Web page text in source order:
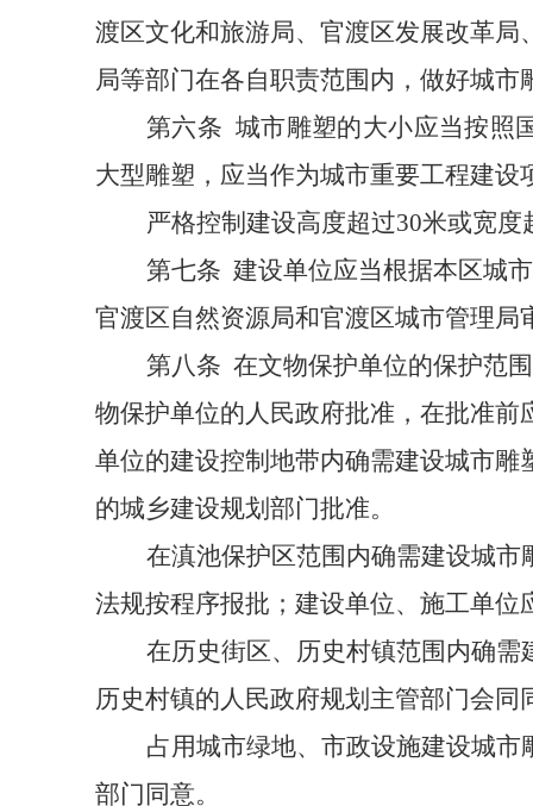
渡区文化和旅游局、官渡区发展改革
局等部门在各自职责范围内，做好城
第六条 城市雕塑的大小应当按照
大型雕塑，应当作为城市重要工程建设
严格控制建设高度超过30米或宽度
第七条 建设单位应当根据本区城
官渡区自然资源局和官渡区城市管理局
第八条 在文物保护单位的保护范
物保护单位的人民政府批准，在批准
单位的建设控制地带内确需建设城市
的城乡建设规划部门批准。
在滇池保护区范围内确需建设城
法规按程序报批；建设单位、施工单
在历史街区、历史村镇范围内确
历史村镇的人民政府规划主管部门会同
占用城市绿地、市政设施建设城
部门同意。